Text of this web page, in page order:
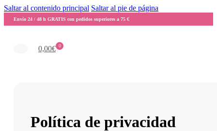
Saltar al contenido principal Saltar al pie de página
Envío 24 / 48 h GRATIS con pedidos superiores a 75 €
0
0,00€
Política de privacidad